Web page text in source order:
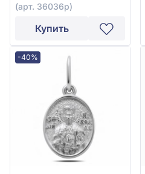
(арт. 36036р)
Купить
-40%